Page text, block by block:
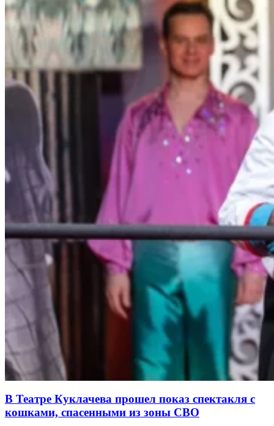
В Театре Куклачева прошел показ спектакля с
кошками, спасенными из зоны СВО